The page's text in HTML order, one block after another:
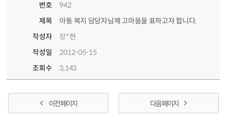
번호
942
제목
아동 복지 담당자님께 고마움을 표하고자 합니다.
작성자
장*현
작성일
2012-05-15
조회수
3,143
이전 페이지 다음 페이지